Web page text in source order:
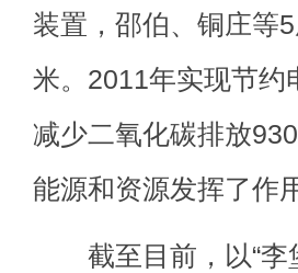
装置，邵伯、铜庄等
米。2011年实现节约
减少二氧化碳排放
能源和资源发挥了作
截至目前，以“李